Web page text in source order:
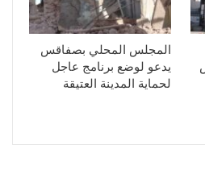
المجلس المحلي بصفاقس
يدعو لوضع برنامج عاجل
لحماية المدينة العتيقة